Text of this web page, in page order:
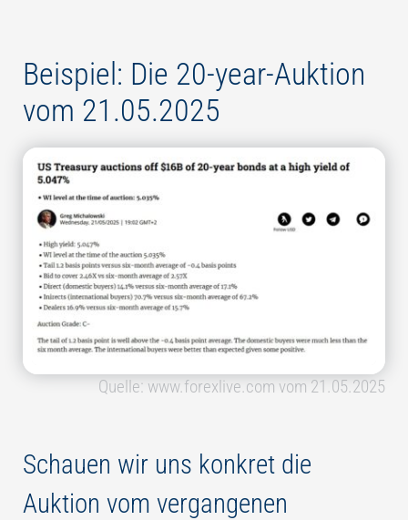
Beispiel: Die 20-year-Auktion
vom 21.05.2025
Quelle: www.forexlive.com vom 21.05.2025
Schauen wir uns konkret die
Auktion vom vergangenen